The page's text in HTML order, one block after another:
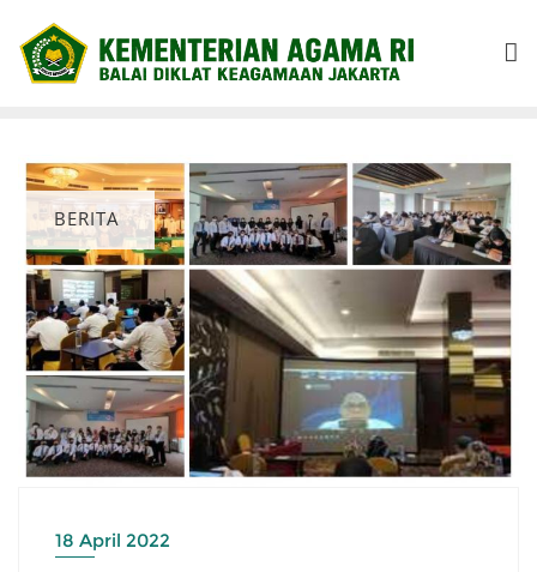
BERITA
18 April 2022